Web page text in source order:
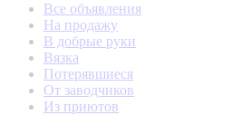
Все объявления
На продажу
В добрые руки
Вязка
Потерявшиеся
От заводчиков
Из приютов